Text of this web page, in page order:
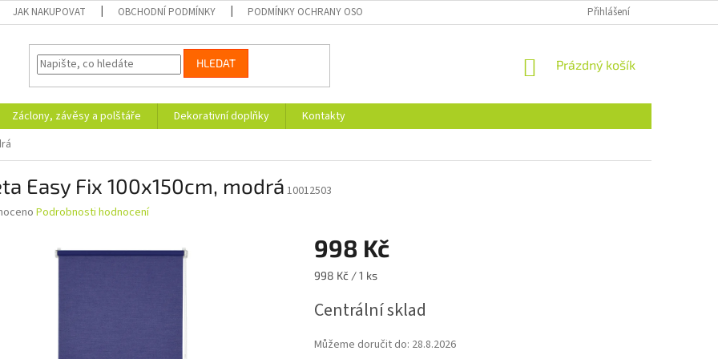
JAK NAKUPOVAT OBCHODNÍ PODMÍNKY PODMÍNKY OCHRANY OSOBNÍCH ÚDAJŮ FORMULÁŘ PRO
Přihlášení
HLEDAT
NÁKUPNÍ
Prázdný košík
Záclony, závěsy a polštáře Dekorativní doplňky
Kontakty
Easy Fix 100x150cm, modrá 10012503
Podrobnosti hodnocení
998 Kč
Měrná
998 Kč / 1 ks
Centrální sklad
Můžeme doručit do: 28.8.2026